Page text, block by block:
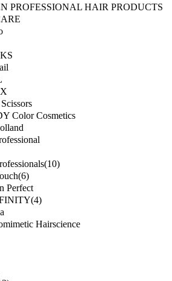
PROFESSIONAL HAIR PRODUCTS
Color Cosmetics
(10)
(6)
Perfect
(4)
Hairscience